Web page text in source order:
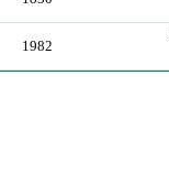
1982